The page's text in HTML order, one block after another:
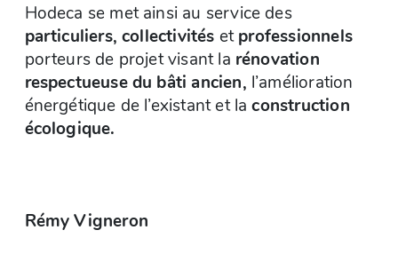
Hodeca se met ainsi au service des
particuliers, collectivités etprofessionnels
porteurs de projet visant la rénovation
respectueuse du bâti ancien, l’amélioration
énergétique de l’existant et laconstruction
écologique.
Rémy Vigneron